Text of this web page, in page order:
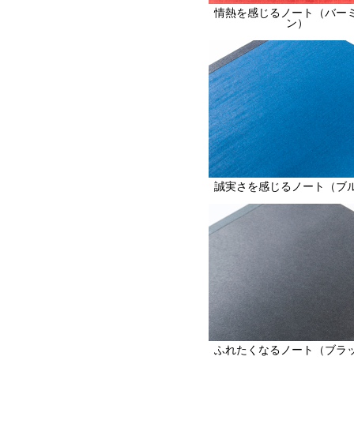
情熱を感じるノート（バー
ン）
誠実さを感じるノート（ブ
ふれたくなるノート（ブラ